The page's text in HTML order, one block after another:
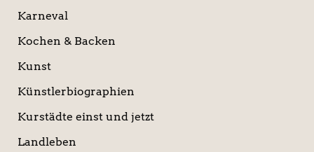
Karneval
Kochen & Backen
Kunst
Künstlerbiographien
Kurstädte einst und jetzt
Landleben